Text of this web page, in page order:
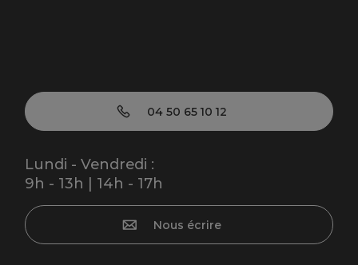
04 50 65 10 12
Lundi - Vendredi :
9h - 13h | 14h - 17h
Nous écrire